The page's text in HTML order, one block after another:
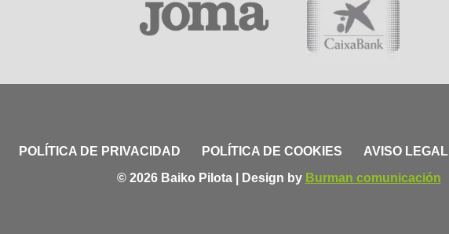
POLÍTICA DE PRIVACIDAD POLÍTICA DE COOKIES AVISO LEGAL
© 2026 Baiko Pilota | Design by Burman comunicación